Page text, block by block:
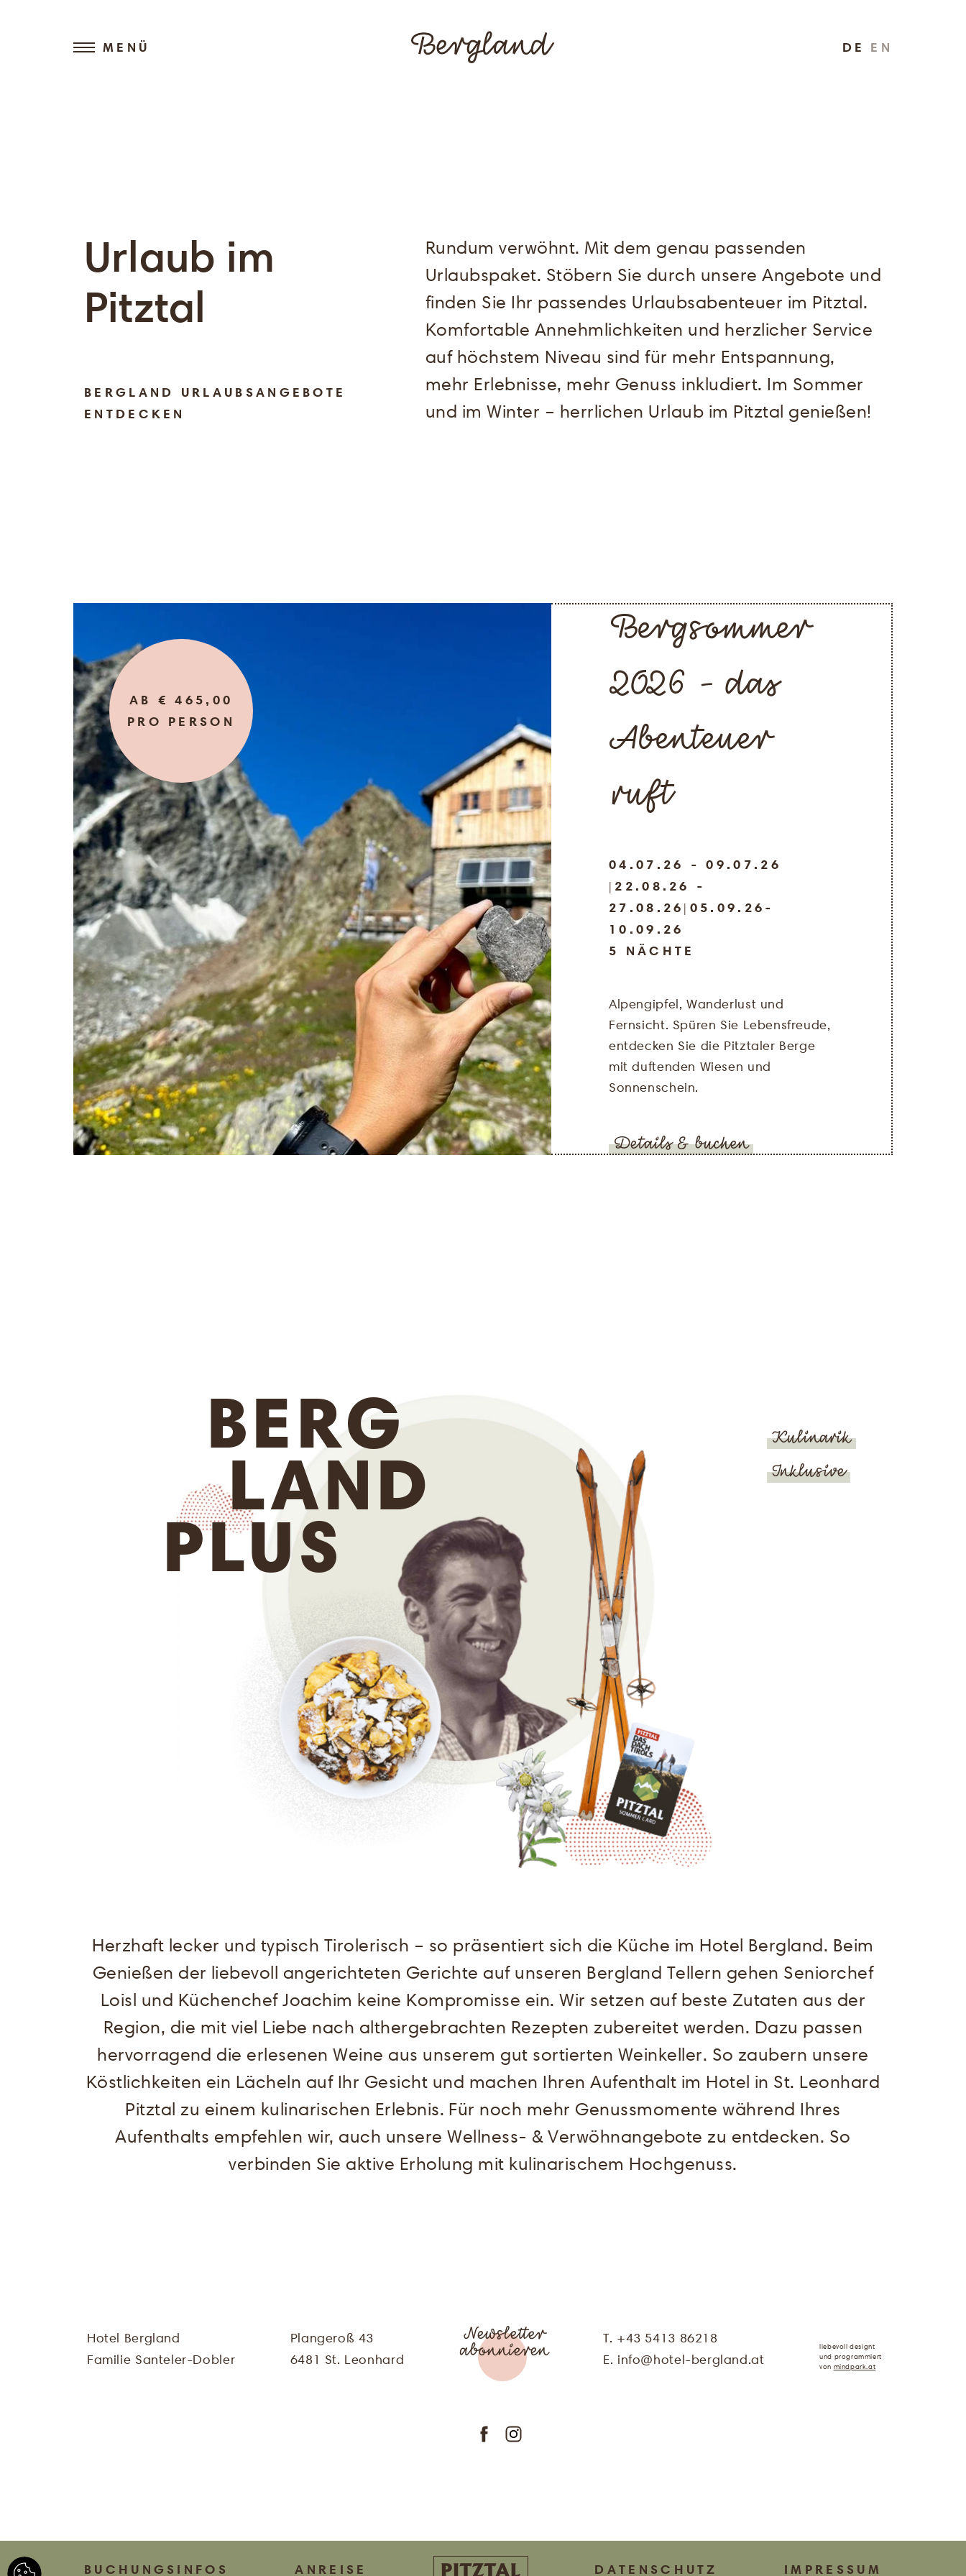
Anreise &
Name
Informationen finden Sie in
unserer
Datenschutzerklärung
MENÜ DE EN
Urlaub im
Pitztal
BERGLAND URLAUBSANGEBOTE
ENTDECKEN
Rundum verwöhnt. Mit dem genau passenden
Urlaubspaket. Stöbern Sie durch unsere Angebote und
finden Sie Ihr passendes Urlaubsabenteuer im Pitztal.
Komfortable Annehmlichkeiten und herzlicher Service
auf höchstem Niveau sind für mehr Entspannung,
mehr Erlebnisse, mehr Genuss inkludiert. Im Sommer
und im Winter – herrlichen Urlaub im Pitztal genießen!
AB € 465,00
PRO PERSON
Bergsommer
2026 - das
Abenteuer
ruft
04.07.26 - 09.07.26
|22.08.26 -
27.08.26|05.09.26-
10.09.26
5 NÄCHTE
Alpengipfel, Wanderlust und
Fernsicht. Spüren Sie Lebensfreude,
entdecken Sie die Pitztaler Berge
mit duftenden Wiesen und
Sonnenschein.
Details & buchen
BERG
LAND
PLUS
Kulinarik
Inklusive
Herzhaft lecker und typisch Tirolerisch – so präsentiert sich die Küche im Hotel Bergland. Beim
Genießen der liebevoll angerichteten Gerichte auf unseren Bergland Tellern gehen Seniorchef
Loisl und Küchenchef Joachim keine Kompromisse ein. Wir setzen auf beste Zutaten aus der
Region, die mit viel Liebe nach althergebrachten Rezepten zubereitet werden. Dazu passen
hervorragend die erlesenen Weine aus unserem gut sortierten Weinkeller. So zaubern unsere
Köstlichkeiten ein Lächeln auf Ihr Gesicht und machen Ihren Aufenthalt im Hotel in St. Leonhard
Pitztal zu einem kulinarischen Erlebnis. Für noch mehr Genussmomente während Ihres
Aufenthalts empfehlen wir, auch unsere Wellness- & Verwöhnangebote zu entdecken. So
verbinden Sie aktive Erholung mit kulinarischem Hochgenuss.
Hotel Bergland
Familie Santeler-Dobler
Plangeroß 43
6481 St. Leonhard
Newsletter
abonnieren
E-MAIL
Formular zum Zweck der Zusendung
T. +43 5413 86218
E. info@hotel-bergland.at
liebevoll designt
und programmiert
von mindpark.at
BUCHUNGSINFOS ANREISE DATENSCHUTZ IMPRESSUM